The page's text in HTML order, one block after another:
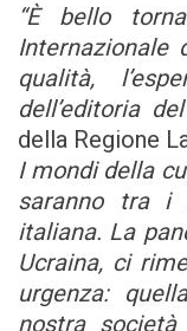
“È bello
Internazionale
qualità,
dell’editoria
della Regione
I mondi della
saranno tra i
italiana. La
Ucraina, ci
urgenza:
nostra